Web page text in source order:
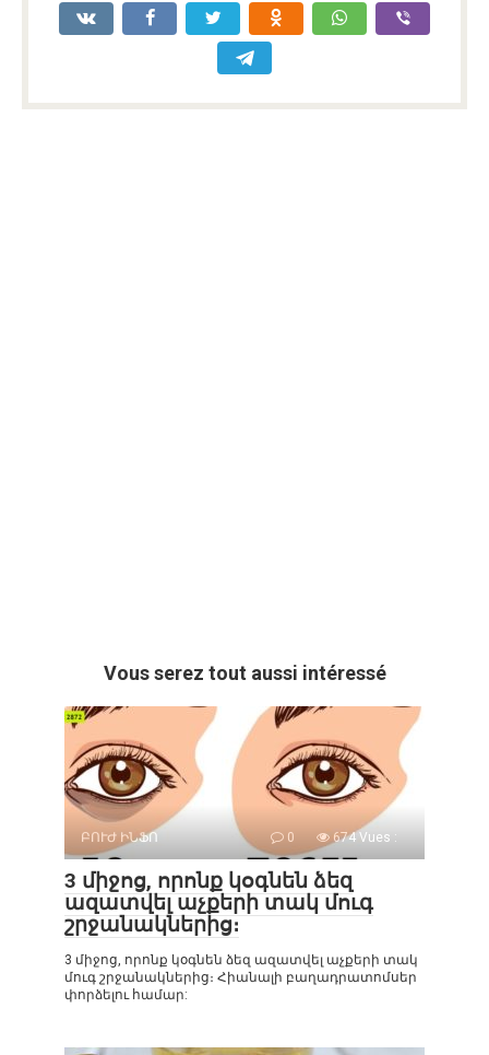
Vous serez tout aussi intéressé
ԲՈՒԺ ԻՆՖՈ 0 674 Vues :
3 միջոց, որոնք կօգնեն ձեզ
ազատվել աչքերի տակ մուգ
շրջանակներից։
3 միջոց, որոնք կօգնեն ձեզ ազատվել աչքերի տակ
մուգ շրջանակներից։ Հիանալի բաղադրատոմսեր
փորձելու համար: